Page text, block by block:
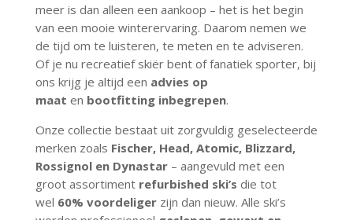
meer is dan alleen een aankoop – het is het begin
van een mooie winterervaring. Daarom nemen we
de tijd om te luisteren, te meten en te adviseren.
Of je nu recreatief skiër bent of fanatiek sporter, bij
ons krijg je altijd een advies op
maat en bootfitting inbegrepen.
Onze collectie bestaat uit zorgvuldig geselecteerde
merken zoals Fischer, Head, Atomic, Blizzard,
Rossignol en Dynastar – aangevuld met een
groot assortiment refurbished ski’s die tot
wel 60% voordeliger zijn dan nieuw. Alle ski’s